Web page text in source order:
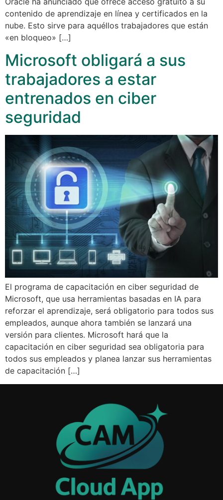
contenido de aprendizaje en línea y certificados en la
nube. Esto sirve para aquéllos trabajadores que están
«en bloqueo» […]
Microsoft obligará a sus
trabajadores a estar
entrenados en ciber
seguridad
El programa de capacitación en ciber seguridad de
Microsoft, que usa herramientas basadas en IA para
reforzar el aprendizaje, será obligatorio para todos sus
empleados, aunque ahora también se lanzará una
versión para clientes. Microsoft hará que la
capacitación en ciber seguridad sea obligatoria para
todos sus empleados y planea lanzar sus herramientas
de capacitación […]